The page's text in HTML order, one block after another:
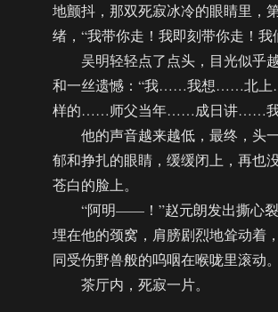
地颤抖，那双死寂冰冷的眼睛里，
绪，“我带你走！我即刻带你走！
吴明轻轻点了点头，目光似乎越
和一丝遗憾：“我……我想……北
样的……师父当年……成日讲……
他的声音越来越低，最终，头一
郁和挣扎的眼睛，缓缓闭上，再也
苍白的脸上。
“阿明——！”赵元朗发出撕心裂
埋在他的颈窝，肩膀剧烈地耸动着
同受伤野兽般的呜咽在喉咙里滚动。
茶厅内，死寂一片。